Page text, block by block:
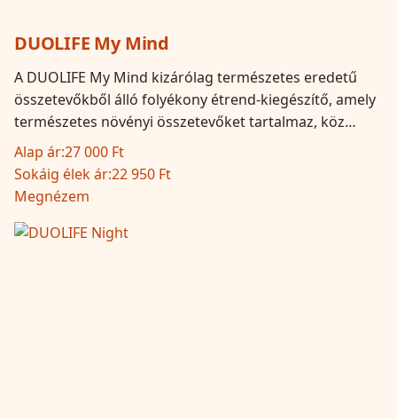
DUOLIFE My Mind
A DUOLIFE My Mind kizárólag természetes eredetű
összetevőkből álló folyékony étrend-kiegészítő, amely
természetes növényi összetevőket tartalmaz, köz…
Alap ár:27 000 Ft
Sokáig élek ár:22 950 Ft
Megnézem